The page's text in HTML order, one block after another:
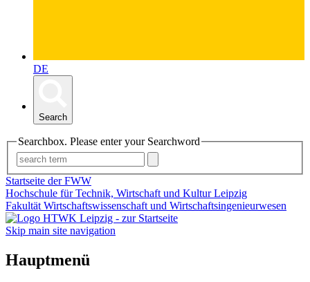
DE
Search
Searchbox. Please enter your Searchword
Startseite der FWW
Hochschule für Technik, Wirtschaft und Kultur Leipzig
Fakultät Wirtschaftswissenschaft und Wirtschaftsingenieurwesen
Skip main site navigation
Hauptmenü